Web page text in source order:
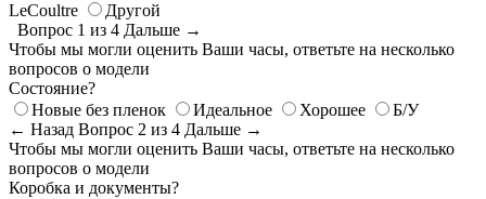
LeCoultre
Другой
Вопрос 1 из 4 Дальше →
Чтобы мы могли оценить Ваши часы, ответьте на несколько
вопросов о модели
Состояние?
Новые без пленок
Идеальное Хорошее
Б/У
← Назад Вопрос 2 из 4 Дальше →
Чтобы мы могли оценить Ваши часы, ответьте на несколько
вопросов о модели
Коробка и документы?